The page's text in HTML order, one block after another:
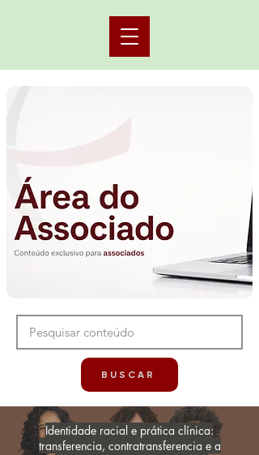
BUSCAR
Identidade racial e prática clínica:
transferencia, contratransferencia e a